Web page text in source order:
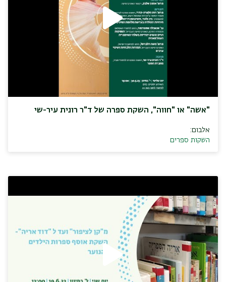
"אשה" או "חווה", השקת ספרה של ד"ר רונית עיר-שי
אלבום:
השקות ספרים